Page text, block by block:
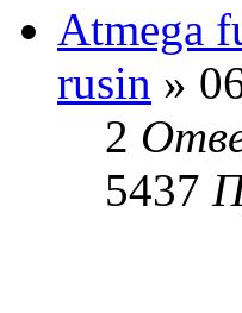
Atmega
rusin »
2
5437